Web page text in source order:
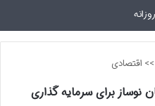
>> اقتصادی
نوساز برای سرمایه گذاری